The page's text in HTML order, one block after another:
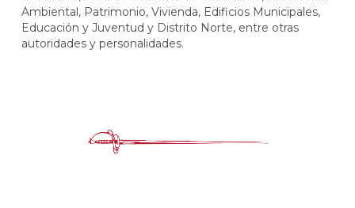
Ambiental, Patrimonio, Vivienda, Edificios Municipales,
Educación y Juventud y Distrito Norte, entre otras
autoridades y personalidades.